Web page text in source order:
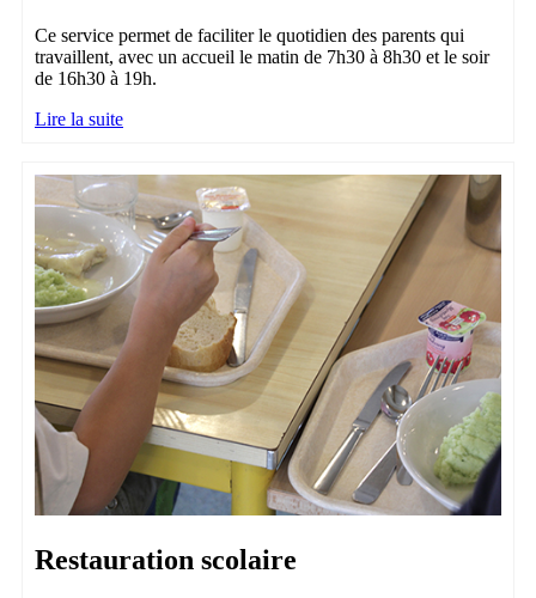
Ce service permet de faciliter le quotidien des parents qui
travaillent, avec un accueil le matin de 7h30 à 8h30 et le soir
de 16h30 à 19h.
Lire la suite
Restauration scolaire